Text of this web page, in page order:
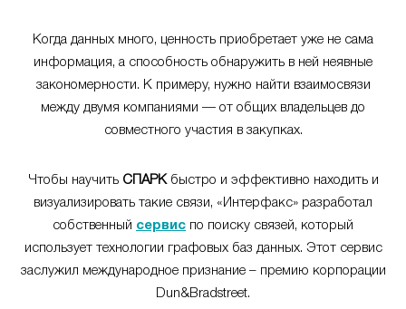
Когда данных много, ценность приобретает уже не сама
информация, а способность обнаружить в ней неявные
закономерности. К примеру, нужно найти взаимосвязи
между двумя компаниями — от общих владельцев до
совместного участия в закупках.
Чтобы научить СПАРКбыстро и эффективно находить и
визуализировать такие связи, «Интерфакс» разработал
собственный сервис по поиску связей, который
использует технологии графовых баз данных. Этот сервис
заслужил международное признание – премию корпорации
Dun&Bradstreet.